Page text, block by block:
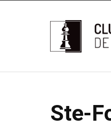
Ste-